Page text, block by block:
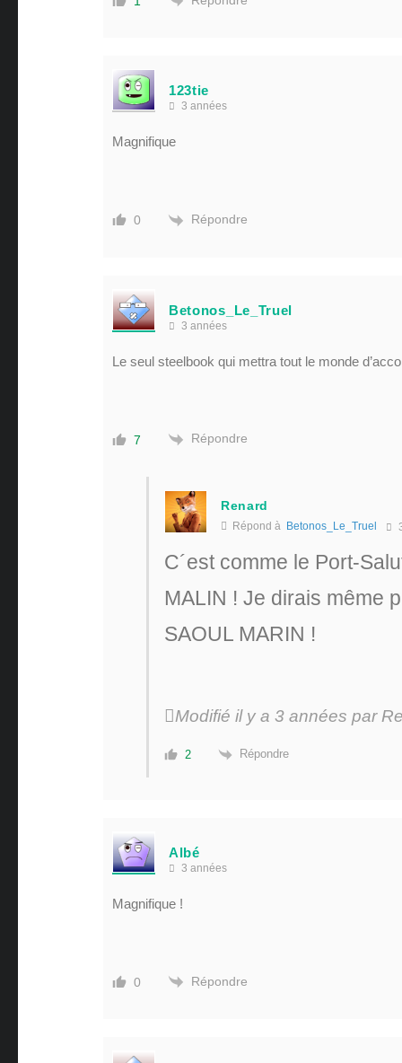
123tie
3 années
Magnifique
0 Répondre
Betonos_Le_Truel
3 années
Le seul steelbook qui mettra tout le monde
7 Répondre
Renard
Répond à Betonos_Le_Truel
C´est comme le Port-
MALIN ! Je dirais même
SAOUL MARIN !
Modifié il y a 3 années par
2 Répondre
Albé
3 années
Magnifique !
0 Répondre